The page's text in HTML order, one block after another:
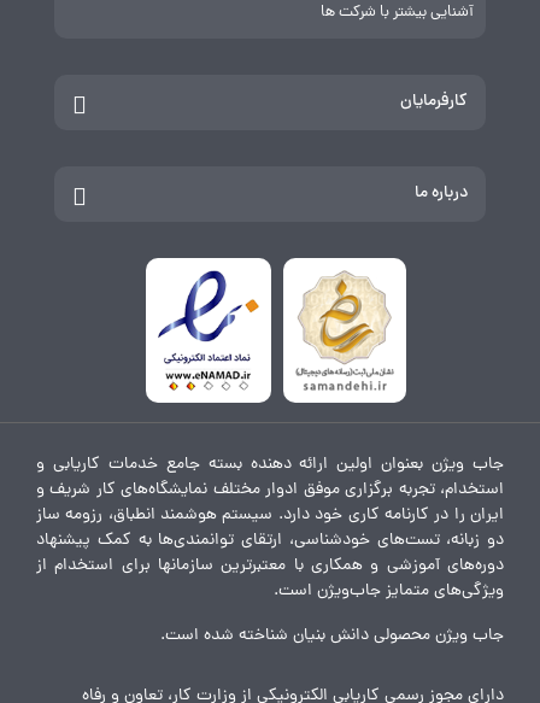
آشنایی بیشتر با شرکت ها
کارفرمایان
درباره ما
جاب ویژن بعنوان اولین ارائه دهنده بسته جامع خدمات کاریابی و
استخدام، تجربه برگزاری موفق ادوار مختلف نمایشگاه‌های کار شریف و
ایران را در کارنامه کاری خود دارد. سیستم هوشمند انطباق، رزومه ساز
دو زبانه، تست‌های خودشناسی، ارتقای توانمندی‌ها به کمک پیشنهاد
دوره‌های آموزشی و همکاری با معتبرترین سازمانها برای استخدام از
ویژگی‌های متمایز جاب‌ویژن است.
جاب ویژن محصولی دانش بنیان شناخته شده است.
دارای مجوز رسمی کاریابی الکترونیکی از وزارت کار، تعاون و رفاه